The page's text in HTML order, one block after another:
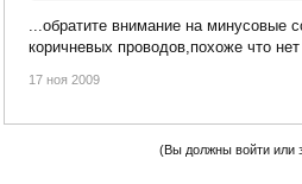
...обратите внимание на минусовые
коричневых проводов,похоже что нет
17 ноя 2009
(Вы должны войти или